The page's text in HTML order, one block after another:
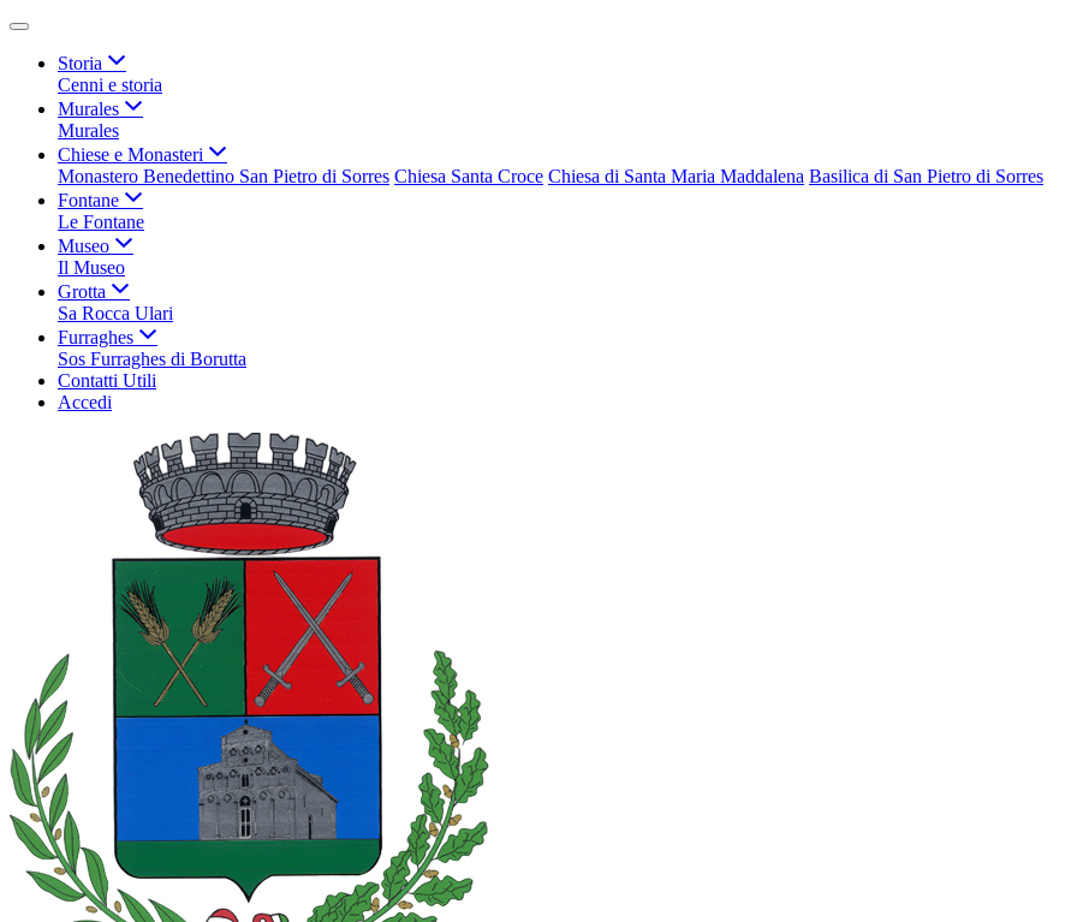
Storia
Cenni e storia
Murales
Murales
Chiese e Monasteri
Monastero Benedettino San Pietro di Sorres Chiesa Santa Croce Chiesa di Santa Maria Maddalena Basilica di San Pietro di Sorres
Fontane
Le Fontane
Museo
Il Museo
Grotta
Sa Rocca Ulari
Furraghes
Sos Furraghes di Borutta
Contatti Utili
Accedi